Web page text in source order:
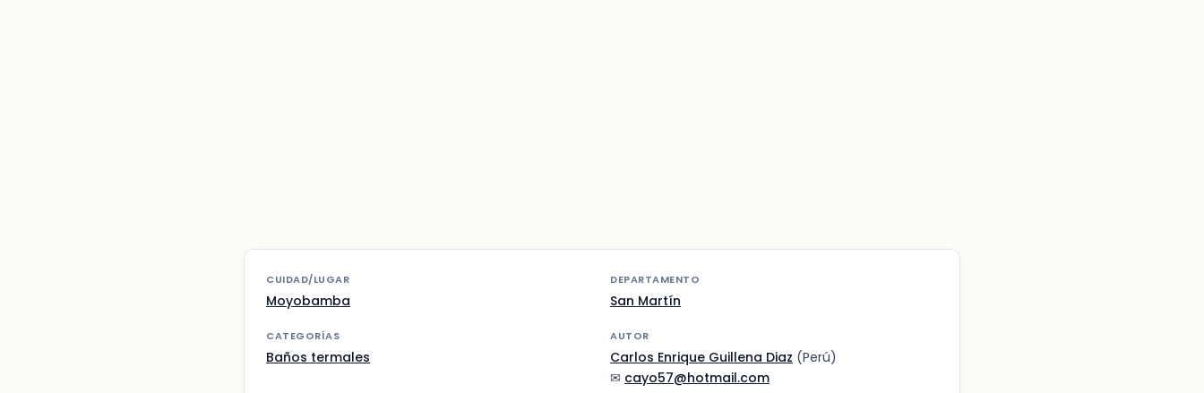
CUIDAD/LUGAR
Moyobamba
DEPARTAMENTO
San Martín
CATEGORÍAS
Baños termales
AUTOR
Carlos Enrique Guillena Diaz (Perú)
✉ cayo57@hotmail.com